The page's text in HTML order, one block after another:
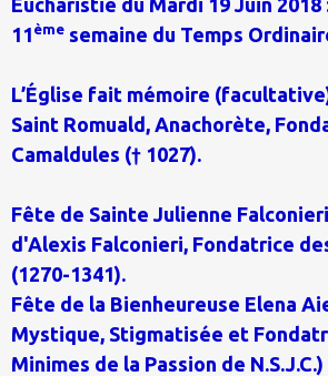
11ème semaine du Temps
L’Église fait mémoire
Saint Romuald, Anachorète,
Camaldules († 1027).
Fête de Sainte Julienne
d'Alexis Falconieri, Fondatrice
(1270-1341).
Fête de la Bienheureuse Elena
Mystique, Stigmatisée et
Minimes de la Passion de